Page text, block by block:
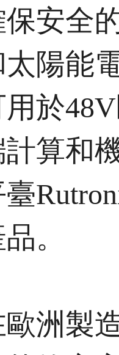
安全
陽能
於
算和
。
洲製